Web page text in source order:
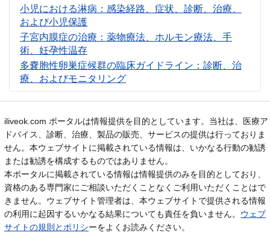
小児における淋病：感染経路、症状、診断、治療、
および小児保護
子宮内膜症の治療：薬物療法、ホルモン療法、手
術、妊孕性温存
多嚢胞性卵巣症候群の臨床ガイドライン：診断、治
療、およびモニタリング
iliveok.com ポータルは情報提供を目的としています。当社は、医療ア
ドバイス、診断、治療、製品の販売、サービスの提供は行っておりま
せん。本ウェブサイトに掲載されている情報は、いかなる行動の勧誘
または勧誘を構成するものではありません。
本ポータルに掲載されている情報は情報提供のみを目的としており、
資格のある専門家にご相談いただくことなくご利用いただくことはで
きません。ウェブサイト管理者は、本ウェブサイトで提供される情報
の利用に起因するいかなる結果についても責任を負いません。 ウェブ
サイトの規則とポリシーをよくお読みください。